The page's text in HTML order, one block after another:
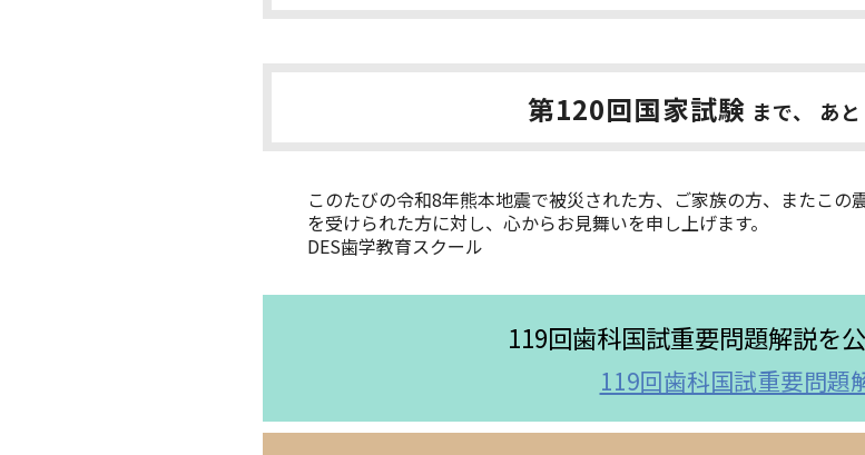
第120回国家試験 まで、 あと
このたびの令和8年熊本地震で被災された方、ご家族の方、またこの
を受けられた方に対し、心からお見舞いを申し上げます。
DES歯学教育スクール
119回歯科国試重要問題解説を
119回歯科国試重要問題